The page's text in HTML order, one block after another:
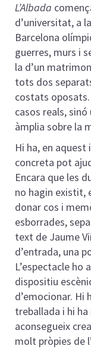
L’Albada
d’universitat, a
Barcelona
guerres, murs i
la d’un
tots dos
costats
casos reals,
àmplia sobre la
Hi ha, en
concreta pot
Encara que les
no hagin existit,
donar cos i
esborrades,
text de Jaume
d’entrada, una
L’espectacle ho
dispositiu
d’emocionar. Hi
treballada i hi
aconsegueix
molt pròpies de